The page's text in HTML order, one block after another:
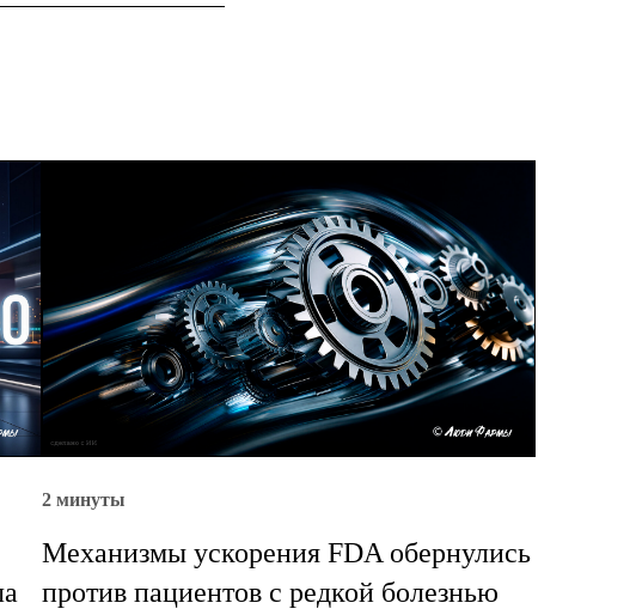
2 минуты
Механизмы ускорения FDA обернулись
против пациентов с редкой болезнью